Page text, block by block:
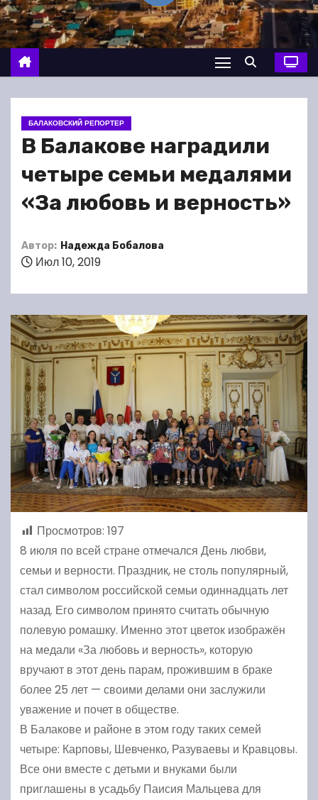
о
м
у
БАЛАКОВСКИЙ РЕПОРТЕР
В Балакове наградили
четыре семьи медалями
«За любовь и верность»
Автор: Надежда Бобалова
Июл 10, 2019
Просмотров: 197
8 июля по всей стране отмечался День любви,
семьи и верности. Праздник, не столь популярный,
стал символом российской семьи одиннадцать лет
назад. Его символом принято считать обычную
полевую ромашку. Именно этот цветок изображён
на медали «За любовь и верность», которую
вручают в этот день парам, прожившим в браке
более 25 лет — своими делами они заслужили
уважение и почет в обществе.
В Балакове и районе в этом году таких семей
четыре: Карповы, Шевченко, Разуваевы и Кравцовы.
Все они вместе с детьми и внуками были
приглашены в усадьбу Паисия Мальцева для